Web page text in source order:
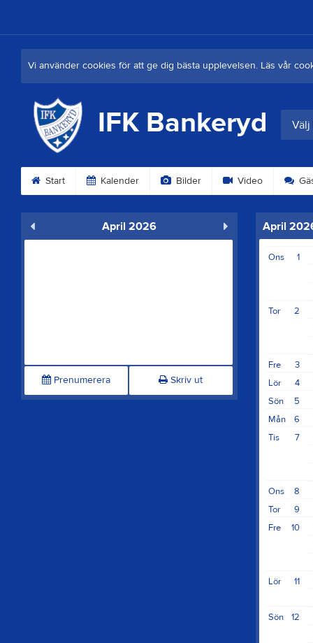
Vi använder cookies för att ge dig bästa upplevelsen. Läs vår
IFK Bankeryd Välj
Start Kalender Bilder Video
April 2026
Prenumerera Skriv ut
April
1
Ons
2
Tor
3
Fre
4
Lör
5
Sön
6
Mån
7
Tis
8
Ons
9
Tor
10
Fre
11
Lör
12
Sön